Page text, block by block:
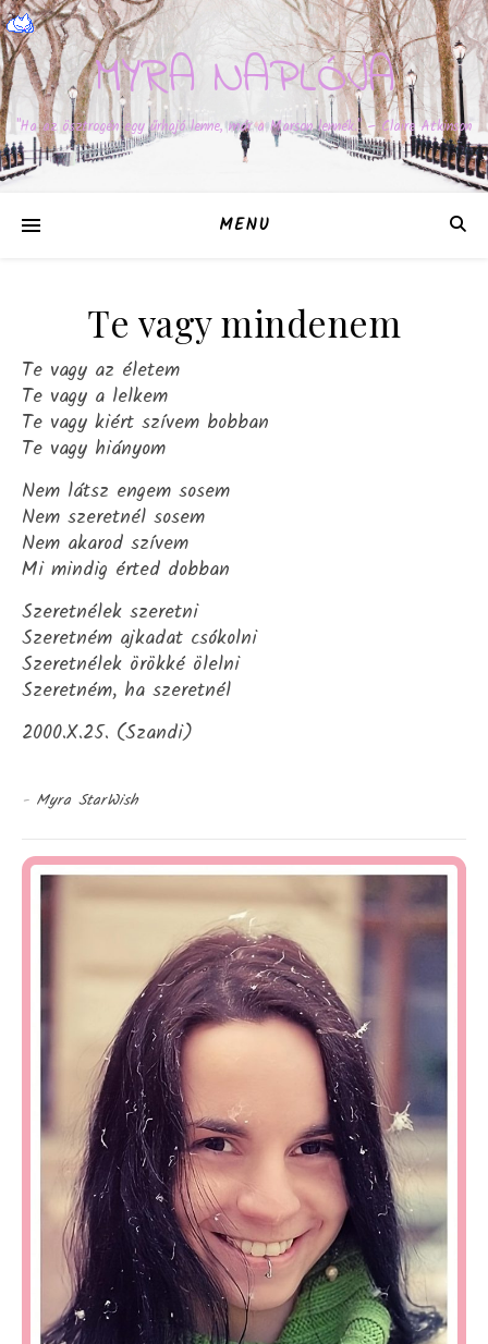
MYRA NAPLÓJA
"Ha az ösztrogén egy űrhajó lenne, már a Marson lennék." – Claire Atkinson
MENU
Te vagy mindenem
Te vagy az életem
Te vagy a lelkem
Te vagy kiért szívem bobban
Te vagy hiányom
Nem látsz engem sosem
Nem szeretnél sosem
Nem akarod szívem
Mi mindig érted dobban
Szeretnélek szeretni
Szeretném ajkadat csókolni
Szeretnélek örökké ölelni
Szeretném, ha szeretnél
2000.X.25. (Szandi)
- Myra StarWish